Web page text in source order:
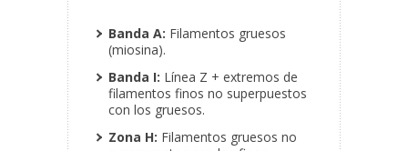
Banda A: Filamentos gruesos
(miosina).
Banda I: Línea Z + extremos de
filamentos finos no superpuestos
con los gruesos.
Zona H: Filamentos gruesos no